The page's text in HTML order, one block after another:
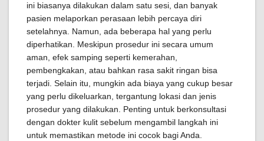
ini biasanya dilakukan dalam satu sesi, dan banyak
pasien melaporkan perasaan lebih percaya diri
setelahnya. Namun, ada beberapa hal yang perlu
diperhatikan. Meskipun prosedur ini secara umum
aman, efek samping seperti kemerahan,
pembengkakan, atau bahkan rasa sakit ringan bisa
terjadi. Selain itu, mungkin ada biaya yang cukup besar
yang perlu dikeluarkan, tergantung lokasi dan jenis
prosedur yang dilakukan. Penting untuk berkonsultasi
dengan dokter kulit sebelum mengambil langkah ini
untuk memastikan metode ini cocok bagi Anda.